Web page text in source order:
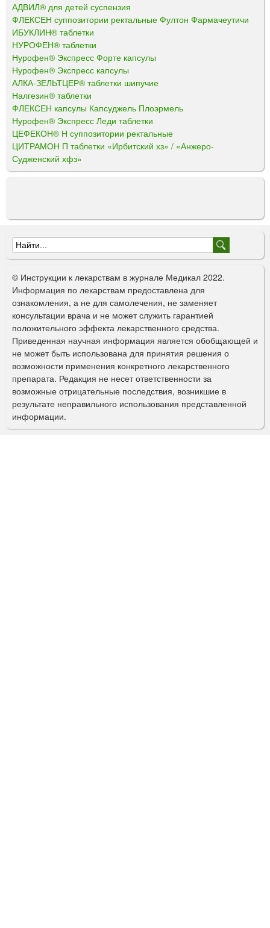
АДВИЛ® для детей суспензия
ФЛЕКСЕН суппозитории ректальные Фултон Фармачеутичи
ИБУКЛИН® таблетки
НУРОФЕН® таблетки
Нурофен® Экспресс Форте капсулы
Нурофен® Экспресс капсулы
АЛКА-ЗЕЛЬТЦЕР® таблетки шипучие
Налгезин® таблетки
ФЛЕКСЕН капсулы Капсуджель Плоэрмель
Нурофен® Экспресс Леди таблетки
ЦЕФЕКОН® Н суппозитории ректальные
ЦИТРАМОН П таблетки «Ирбитский хз» / «Анжеро-
Судженский хфз»
Ф
о
р
м
а
п
о
и
с
к
© Инструкции к лекарствам в журнале Медикал 2022.
Информация по лекарствам предоставлена для
ознакомления, а не для самолечения, не заменяет
консультации врача и не может служить гарантией
положительного эффекта лекарственного средства.
Приведенная научная информация является обобщающей и
не может быть использована для принятия решения о
возможности применения конкретного лекарственного
препарата. Редакция не несет ответственности за
возможные отрицательные последствия, возникшие в
результате неправильного использования представленной
информации.